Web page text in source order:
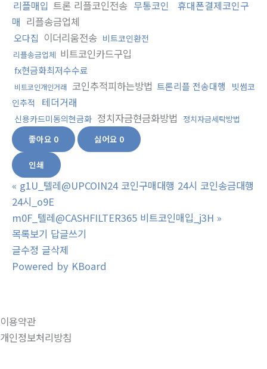
리플매입 트론 리플코인전송 무통코인
휴대폰결제코인구
매 리플송금업체
오다집 이더리움전송 비트코인환전
리플송금업체 비트코인카드구입
fx현금화최저수수료
비트코인개인거래 코인추적피하는방법 트론리플 전송대행
빗썸코
인추적
테더거래
신용카드미동의현금화 정치자금현금화방법 정치자금세탁방법
좋아요 0 싫어요 0
인쇄
« g1U_텔레@UPCOIN24 코인구매대행 24시 코인송금대행
24시_o9E
m0F_텔레@CASHFILTER365 비트코인매입_j3H »
목록보기 답글쓰기
글수정 글삭제
Powered by KBoard
이용약관
개인정보처리방침